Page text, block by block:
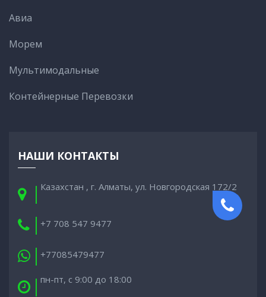
Авиа
Морем
Мультимодальные
Контейнерные Перевозки
НАШИ КОНТАКТЫ
Казахстан , г. Алматы, ул. Новгородская 172/2
+7 708 547 9477
+77085479477
пн-пт, с 9:00 до 18:00